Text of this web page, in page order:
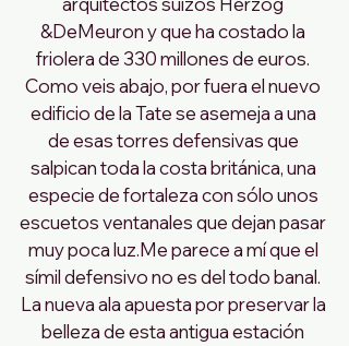
&DeMeuron y que ha costado la
friolera de 330 millones de euros.
Como veis abajo, por fuera el nuevo
edificio de la Tate se asemeja a una
de esas torres defensivas que
salpican toda la costa británica, una
especie de fortaleza con sólo unos
escuetos ventanales que dejan pasar
muy poca luz.Me parece a mí que el
símil defensivo no es del todo banal.
La nueva ala apuesta por preservar la
belleza de esta antigua estación